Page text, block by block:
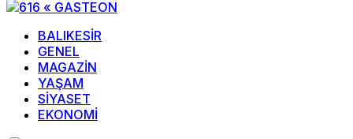
BALIKESİR
GENEL
MAGAZİN
YAŞAM
SİYASET
EKONOMİ